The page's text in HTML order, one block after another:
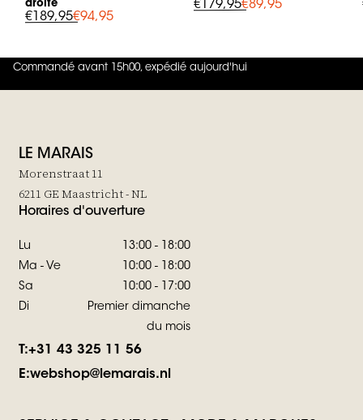
droite
€189,95€94,95
€179,95€89,95
Commandé avant 15h00, expédié aujourd'hui
4.8 sur 5 ( 42 Avis)
LE MARAIS
Morenstraat 11
6211 GE Maastricht - NL
Horaires d'ouverture
Lu
13:00 - 18:00
Ma - Ve
10:00 - 18:00
Sa
10:00 - 17:00
Di
Premier dimanche
du mois
T:+31 43 325 11 56
E:webshop@lemarais.nl